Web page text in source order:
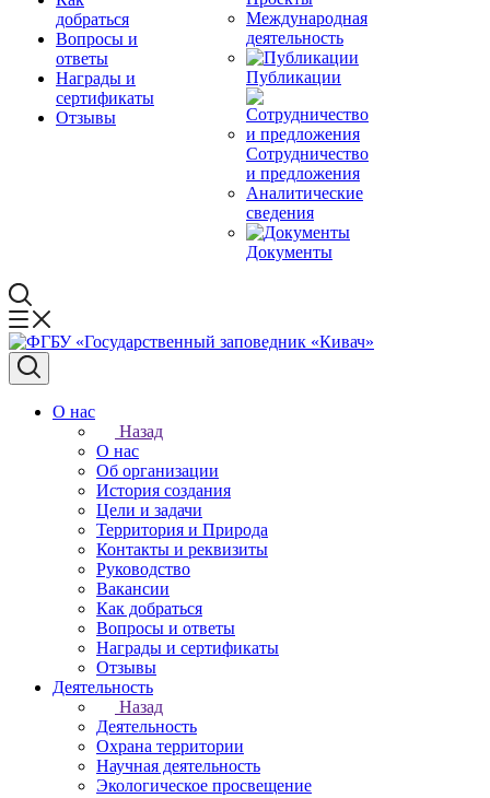
добраться
Вопросы и
ответы
Награды и
сертификаты
Отзывы
Международная
деятельность
Публикации
Сотрудничество
и предложения
Аналитические
сведения
Документы
О нас
Назад
О нас
Об организации
История создания
Цели и задачи
Территория и Природа
Контакты и реквизиты
Руководство
Вакансии
Как добраться
Вопросы и ответы
Награды и сертификаты
Отзывы
Деятельность
Назад
Деятельность
Охрана территории
Научная деятельность
Экологическое просвещение